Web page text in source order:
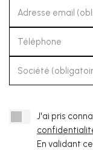
Adresse email
Téléphone
Société
J'ai pris
En validant